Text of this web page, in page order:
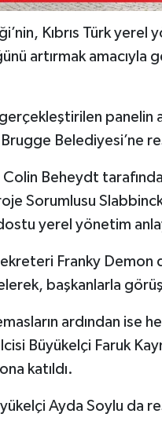
Kıbrıs Türk yerel
artırmak amacıyla
panelin
Belediyesi’ne
Beheydt
Sorumlusu
yerel yönetim
Franky Demon
başkanlarla
ardından ise
Büyükelçi Faruk
katıldı.
Ayda Soylu da